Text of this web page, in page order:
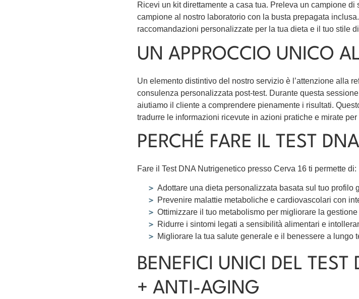
Ricevi un kit direttamente a casa tua. Preleva un campione
campione al nostro laboratorio con la busta prepagata
raccomandazioni personalizzate per la tua dieta e il tuo stile
UN APPROCCIO UNICO
Un elemento distintivo del nostro servizio è l’attenzione alla
consulenza personalizzata post-test. Durante questa
aiutiamo il cliente a comprendere pienamente i risultati.
tradurre le informazioni ricevute in azioni pratiche e mirate
PERCHÉ FARE IL TEST
Fare il Test DNA Nutrigenetico presso Cerva 16 ti permette di:
Adottare una dieta personalizzata basata sul tuo profilo
Prevenire malattie metaboliche e cardiovascolari con
Ottimizzare il tuo metabolismo per migliorare la
Ridurre i sintomi legati a sensibilità alimentari e
Migliorare la tua salute generale e il benessere a lungo
BENEFICI UNICI DEL
+ ANTI-AGING